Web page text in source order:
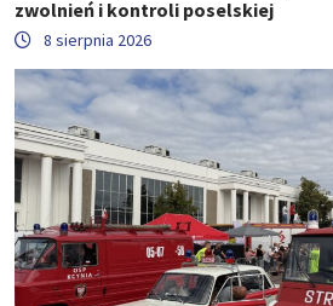
zwolnień i kontroli poselskiej
8 sierpnia 2026